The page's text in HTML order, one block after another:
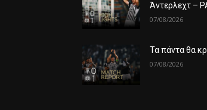
Άντερλεχτ –
07/08/2026
Τα πάντα θα
07/08/2026